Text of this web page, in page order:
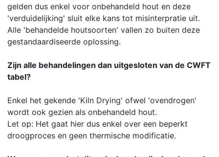
gelden dus enkel voor onbehandeld hout en deze
'verduidelijking' sluit elke kans tot misinterpratie uit.
Alle 'behandelde houtsoorten' vallen zo buiten deze
gestandaardiseerde oplossing.
Zijn alle behandelingen dan uitgesloten van de CWFT
tabel?
Enkel het gekende 'Kiln Drying' ofwel 'ovendrogen'
wordt ook gezien als onbehandeld hout.
Let op: Het gaat hier dus enkel over een beperkt
droogproces en geen thermische modificatie.